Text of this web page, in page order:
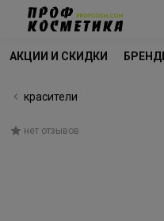
АКЦИИ И СКИДКИ
красители
нет отзывов